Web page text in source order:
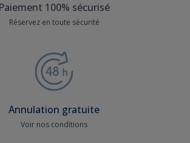
Paiement 100% sécurisé
Réservez en toute sécurité
Annulation gratuite
Voir nos conditions